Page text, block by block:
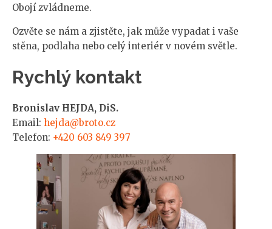
Obojí zvládneme.
Ozvěte se nám a zjistěte, jak může vypadat i vaše
stěna, podlaha nebo celý interiér v novém světle.
Rychlý kontakt
Bronislav HEJDA, DiS.
Email: hejda@broto.cz
Telefon: +420 603 849 397